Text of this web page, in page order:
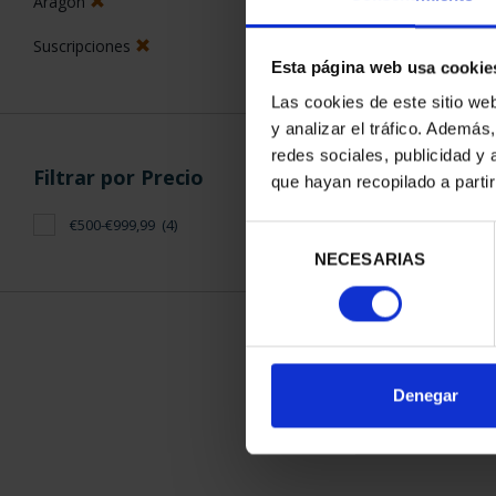
Esta página web usa
Las cookies de este sitio
y analizar el tráfico.
redes sociales, publicidad y
que hayan recopilado a
consentimiento
NECESARIAS
Denegar
Suscripciones
Filtrar por Precio
€500-€999,99 (4)
Sólo para
ORDENAR POR: